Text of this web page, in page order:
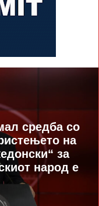
средба со
на
за
народ е